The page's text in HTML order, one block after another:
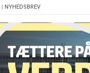
| NYHEDSBREV